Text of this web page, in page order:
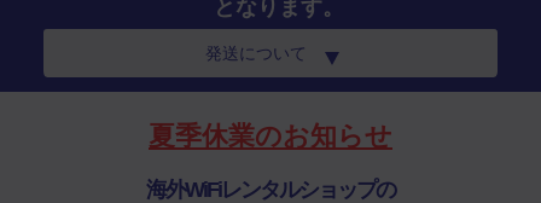
となります。
発送について
夏季休業のお知らせ
海外WiFiレンタルショップの